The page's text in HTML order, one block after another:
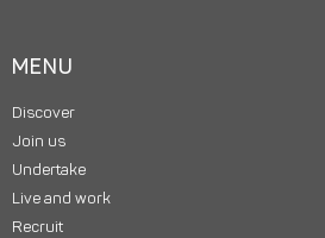
MENU
Discover
Join us
Undertake
Live and work
Recruit